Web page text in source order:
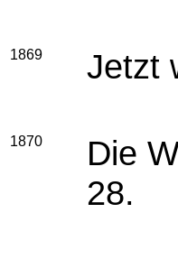
1869 Jetzt
1870
Die
28.